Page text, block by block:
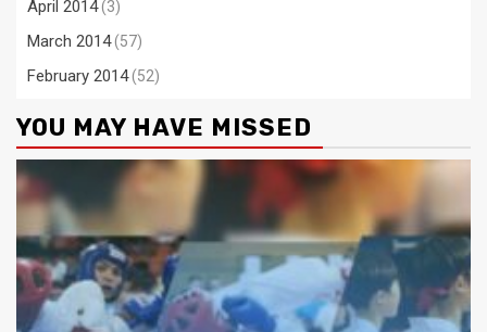
April 2014(3)
March 2014(57)
February 2014(52)
YOU MAY HAVE MISSED